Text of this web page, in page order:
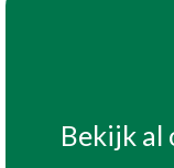
Bekijk al